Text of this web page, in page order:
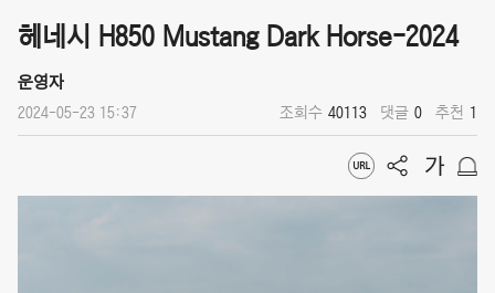
헤네시 H850 Mustang Dark Horse-2024
운영자
2024-05-23 15:37 조회수 40113 댓글 0 추천 1